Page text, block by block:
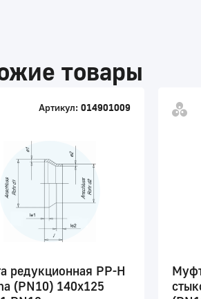
товары
Артикул: 014901009
редукционная PP-H
(PN10) 140x125